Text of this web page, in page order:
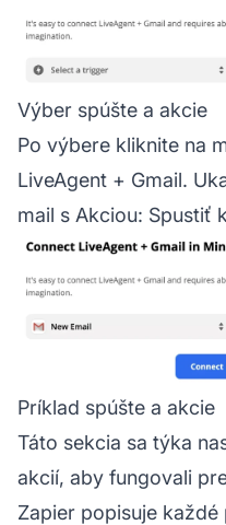
Výber spúšte a akcie
Po výbere kliknite na
LiveAgent + Gmail.
mail s Akciou: Spustiť
Príklad spúšte a akcie
Táto sekcia sa týka
akcií, aby fungovali
Zapier popisuje